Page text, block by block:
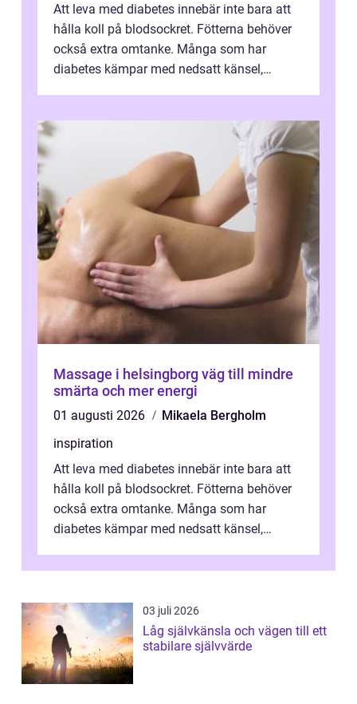
Att leva med diabetes innebär inte bara att
hålla koll på blodsockret. Fötterna behöver
också extra omtanke. Många som har
diabetes kämpar med nedsatt känsel,
Massage i helsingborg väg till mindre
smärta och mer energi
01 augusti 2026
Mikaela Bergholm
inspiration
Att leva med diabetes innebär inte bara att
hålla koll på blodsockret. Fötterna behöver
också extra omtanke. Många som har
diabetes kämpar med nedsatt känsel,
läknings...
03 juli 2026
Låg självkänsla och vägen till ett
stabilare självvärde